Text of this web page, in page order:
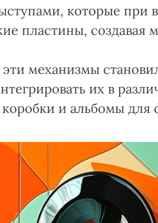
которые при
пластины, создавая
механизмы
их в
и альбомы для